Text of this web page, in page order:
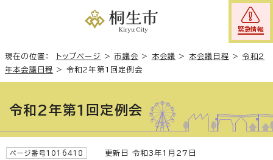
緊急情報
現在の位置： トップページ >市議会 > 本会議 > 本会議日程 >令和2
年本会議日程 > 令和2年第1回定例会
令和2年第1回定例会
ページ番号1016418 更新日 令和3年1月27日